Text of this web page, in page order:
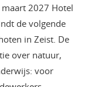
2027 Hotel
de volgende
in Zeist. De
over natuur,
voor